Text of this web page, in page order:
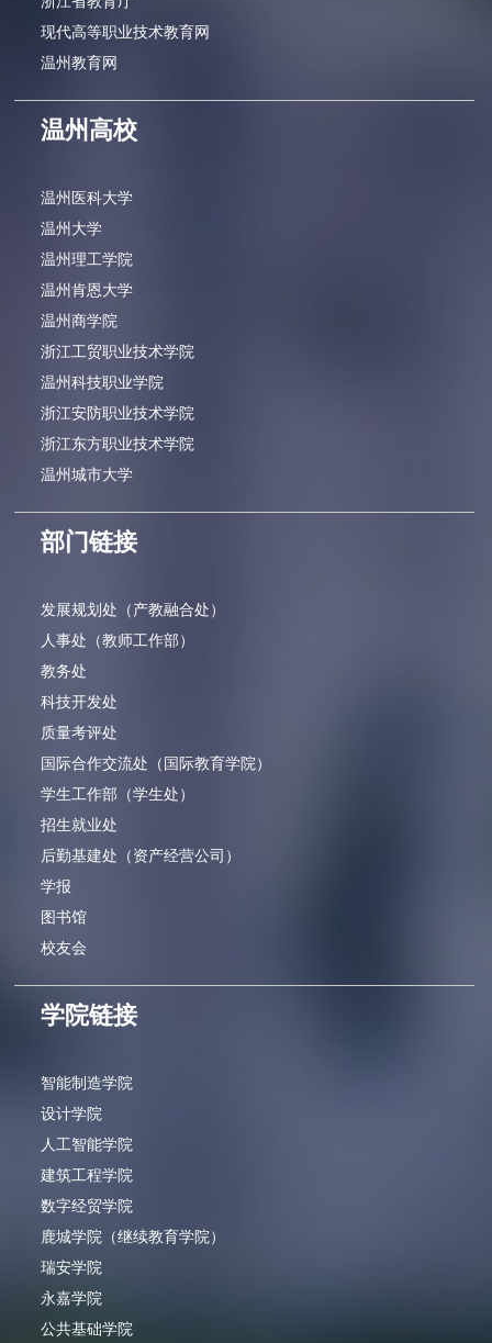
现代高等职业技术教育网
温州教育网
温州高校
温州医科大学
温州大学
温州理工学院
温州肯恩大学
温州商学院
浙江工贸职业技术学院
温州科技职业学院
浙江安防职业技术学院
浙江东方职业技术学院
温州城市大学
部门链接
发展规划处（产教融合处）
人事处（教师工作部）
教务处
科技开发处
质量考评处
国际合作交流处（国际教育学院）
学生工作部（学生处）
招生就业处
后勤基建处（资产经营公司）
学报
图书馆
校友会
学院链接
智能制造学院
设计学院
人工智能学院
建筑工程学院
数字经贸学院
鹿城学院（继续教育学院）
瑞安学院
永嘉学院
公共基础学院